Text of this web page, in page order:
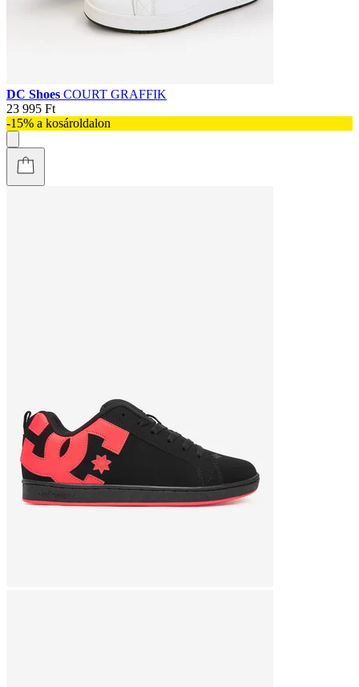
DC Shoes COURT GRAFFIK
23 995 Ft
-15% a kosároldalon